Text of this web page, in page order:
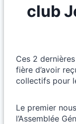
club
Ces 2
fière d’avoir
collectifs pour
Le premier
l’Assemblée